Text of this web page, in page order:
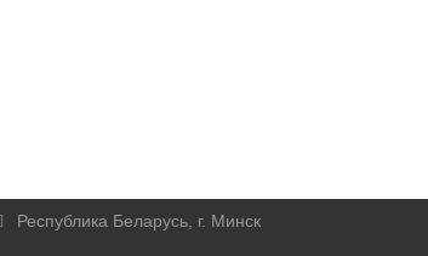
Республика Беларусь, г. Минск